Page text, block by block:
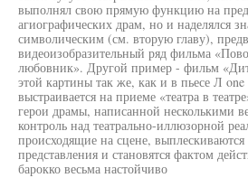
выполнял свою прямую функцию на
агиографических драм, но и наделялся
символическим (см. вторую главу),
видеоизобразительный ряд фильма
любовник». Другой пример - фильм
этой картины так же, как и в пьесе Л
выстраивается на приеме «театра в
герои драмы, написанной несколькими
контроль над театрально-иллюзорной
происходящие на сцене,
представления и становятся фактом
барокко весьма настойчиво